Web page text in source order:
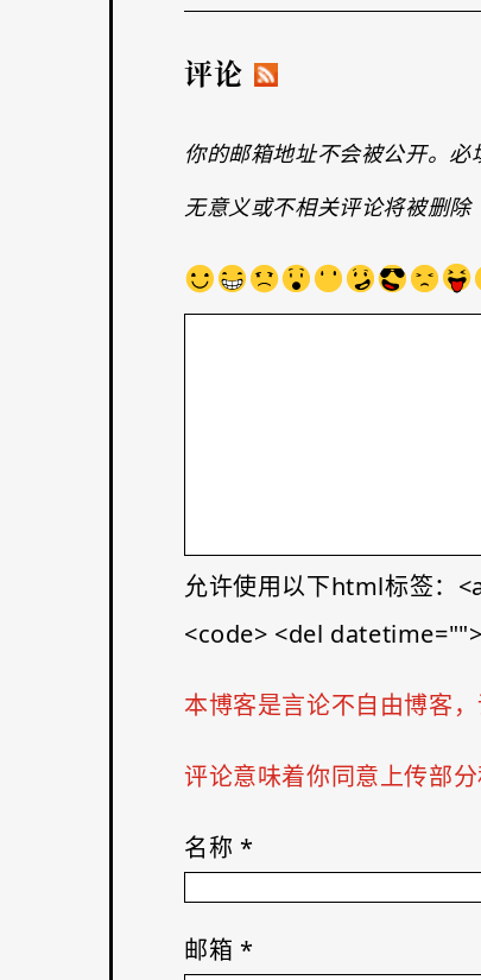
评论
你的邮箱地址不会被公开。必
无意义或不相关评论将被删除
允许使用以下html标签
<code> <del
本博客是言论不自由博客
评论意味着你同意上传部
名称 *
邮箱 *